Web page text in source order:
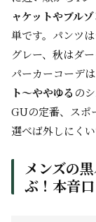
ャケットやブル
単です。パンツ
グレー、秋はダ
パーカーコーデ
ト〜ややゆる の
GUの定番、スポ
選べば外しにくい
メンズの
ぶ！本音